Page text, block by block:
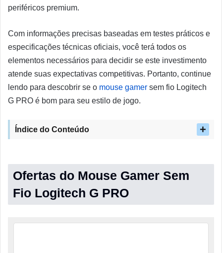
periféricos premium.
Com informações precisas baseadas em testes práticos e
especificações técnicas oficiais, você terá todos os
elementos necessários para decidir se este investimento
atende suas expectativas competitivas. Portanto, continue
lendo para descobrir se o mouse gamer sem fio Logitech
G PRO é bom para seu estilo de jogo.
Índice do Conteúdo
Ofertas do Mouse Gamer Sem
Fio Logitech G PRO